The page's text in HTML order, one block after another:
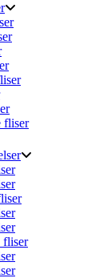
fliser
fliser